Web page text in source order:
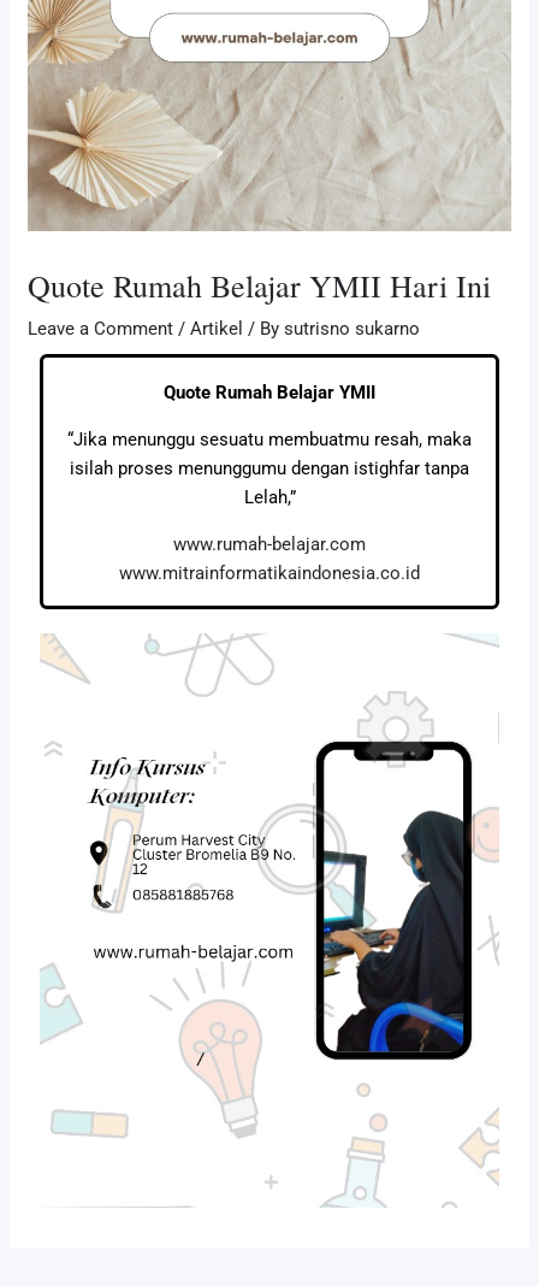
Quote Rumah Belajar YMII Hari Ini
Leave a Comment /Artikel / Bysutrisno sukarno
Quote Rumah Belajar YMII
“Jika menunggu sesuatu membuatmu resah, maka
isilah proses menunggumu dengan istighfar tanpa
Lelah,”
www.rumah-belajar.com
www.mitrainformatikaindonesia.co.id